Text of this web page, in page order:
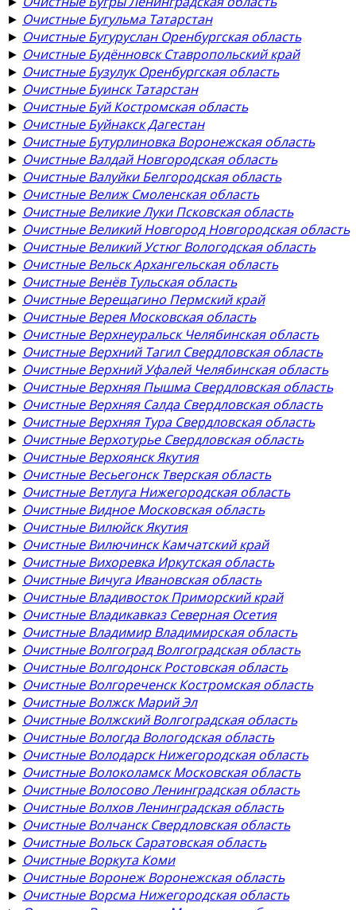
► Очистные Бугульма Татарстан
► Очистные Бугуруслан Оренбургская область
► Очистные Будённовск Ставропольский край
► Очистные Бузулук Оренбургская область
► Очистные Буинск Татарстан
► Очистные Буй Костромская область
► Очистные Буйнакск Дагестан
► Очистные Бутурлиновка Воронежская область
► Очистные Валдай Новгородская область
► Очистные Валуйки Белгородская область
► Очистные Велиж Смоленская область
► Очистные Великие Луки Псковская область
► Очистные Великий Новгород Новгородская область
► Очистные Великий Устюг Вологодская область
► Очистные Вельск Архангельская область
► Очистные Венёв Тульская область
► Очистные Верещагино Пермский край
► Очистные Верея Московская область
► Очистные Верхнеуральск Челябинская область
► Очистные Верхний Тагил Свердловская область
► Очистные Верхний Уфалей Челябинская область
► Очистные Верхняя Пышма Свердловская область
► Очистные Верхняя Салда Свердловская область
► Очистные Верхняя Тура Свердловская область
► Очистные Верхотурье Свердловская область
► Очистные Верхоянск Якутия
► Очистные Весьегонск Тверская область
► Очистные Ветлуга Нижегородская область
► Очистные Видное Московская область
► Очистные Вилюйск Якутия
► Очистные Вилючинск Камчатский край
► Очистные Вихоревка Иркутская область
► Очистные Вичуга Ивановская область
► Очистные Владивосток Приморский край
► Очистные Владикавказ Северная Осетия
► Очистные Владимир Владимирская область
► Очистные Волгоград Волгоградская область
► Очистные Волгодонск Ростовская область
► Очистные Волгореченск Костромская область
► Очистные Волжск Марий Эл
► Очистные Волжский Волгоградская область
► Очистные Вологда Вологодская область
► Очистные Володарск Нижегородская область
► Очистные Волоколамск Московская область
► Очистные Волосово Ленинградская область
► Очистные Волхов Ленинградская область
► Очистные Волчанск Свердловская область
► Очистные Вольск Саратовская область
► Очистные Воркута Коми
► Очистные Воронеж Воронежская область
► Очистные Ворсма Нижегородская область